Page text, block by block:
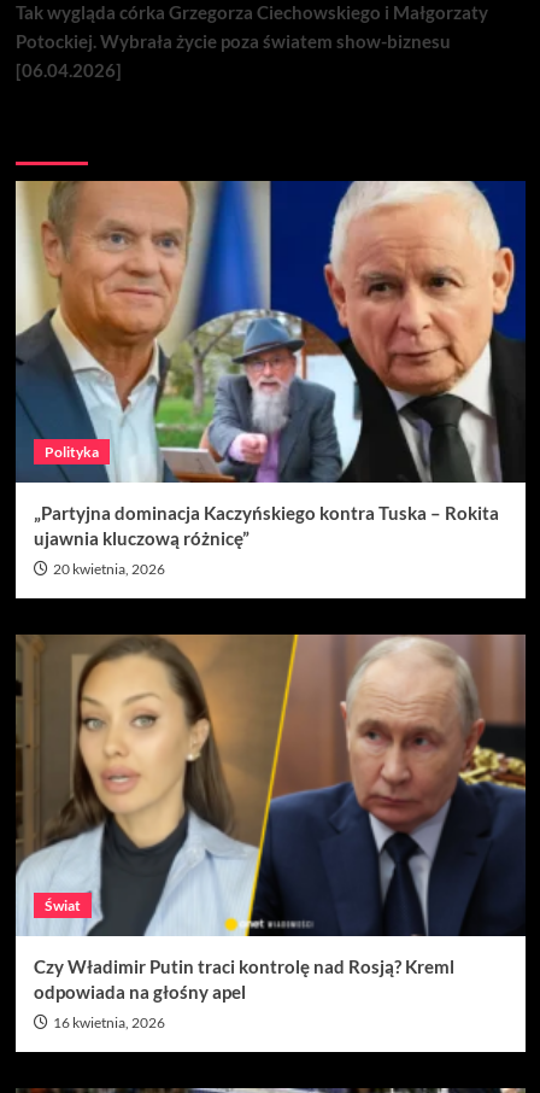
Tak wygląda córka Grzegorza Ciechowskiego i Małgorzaty
Potockiej. Wybrała życie poza światem show-biznesu
[06.04.2026]
Polityka
„Partyjna dominacja Kaczyńskiego kontra Tuska – Rokita
ujawnia kluczową różnicę”
20 kwietnia, 2026
Świat
Czy Władimir Putin traci kontrolę nad Rosją? Kreml
odpowiada na głośny apel
16 kwietnia, 2026